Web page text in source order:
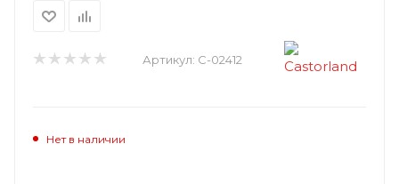
Артикул: C-02412
Нет в наличии